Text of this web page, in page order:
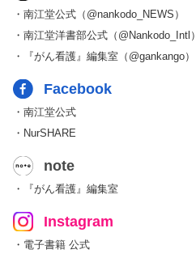
・南江堂公式（@nankodo_NEWS）
・南江堂洋書部公式（@Nankodo_Intl）
・『がん看護』編集室（@gankango）
Facebook
・南江堂公式
・NurSHARE
note
・『がん看護』編集室
Instagram
・電子書籍 公式